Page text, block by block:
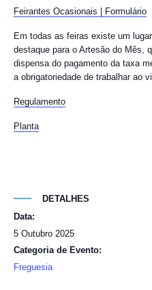
Feirantes Ocasionais | Formulário
Em todas as feiras existe um
destaque para o Artesão do Mês,
dispensa do pagamento da taxa
a obrigatoriedade de trabalhar ao
Regulamento
Planta
DETALHES
Data:
5 Outubro 2025
Categoria de Evento:
Freguesia